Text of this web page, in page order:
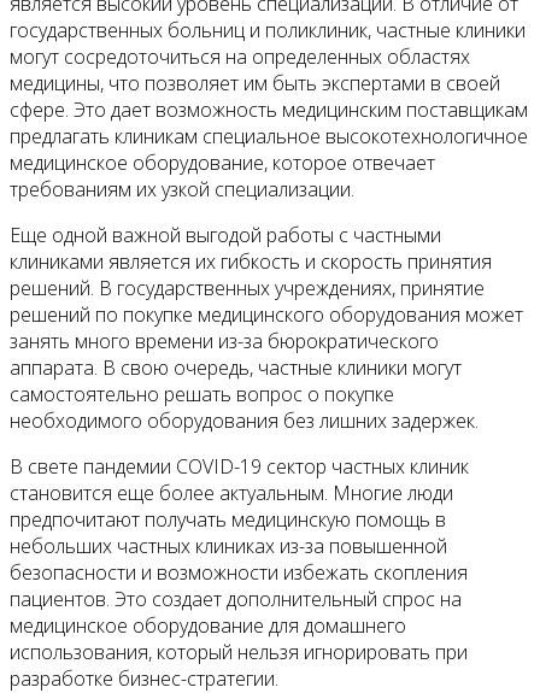
государственных больниц и поликлиник, частные клиники
могут сосредоточиться на определенных областях
медицины, что позволяет им быть экспертами в своей
сфере. Это дает возможность медицинским поставщикам
предлагать клиникам специальное высокотехнологичное
медицинское оборудование, которое отвечает
требованиям их узкой специализации.
Еще одной важной выгодой работы с частными
клиниками является их гибкость и скорость принятия
решений. В государственных учреждениях, принятие
решений по покупке медицинского оборудования может
занять много времени из-за бюрократического
аппарата. В свою очередь, частные клиники могут
самостоятельно решать вопрос о покупке
необходимого оборудования без лишних задержек.
В свете пандемии COVID-19 сектор частных клиник
становится еще более актуальным. Многие люди
предпочитают получать медицинскую помощь в
небольших частных клиниках из-за повышенной
безопасности и возможности избежать скопления
пациентов. Это создает дополнительный спрос на
медицинское оборудование для домашнего
использования, который нельзя игнорировать при
разработке бизнес-стратегии.